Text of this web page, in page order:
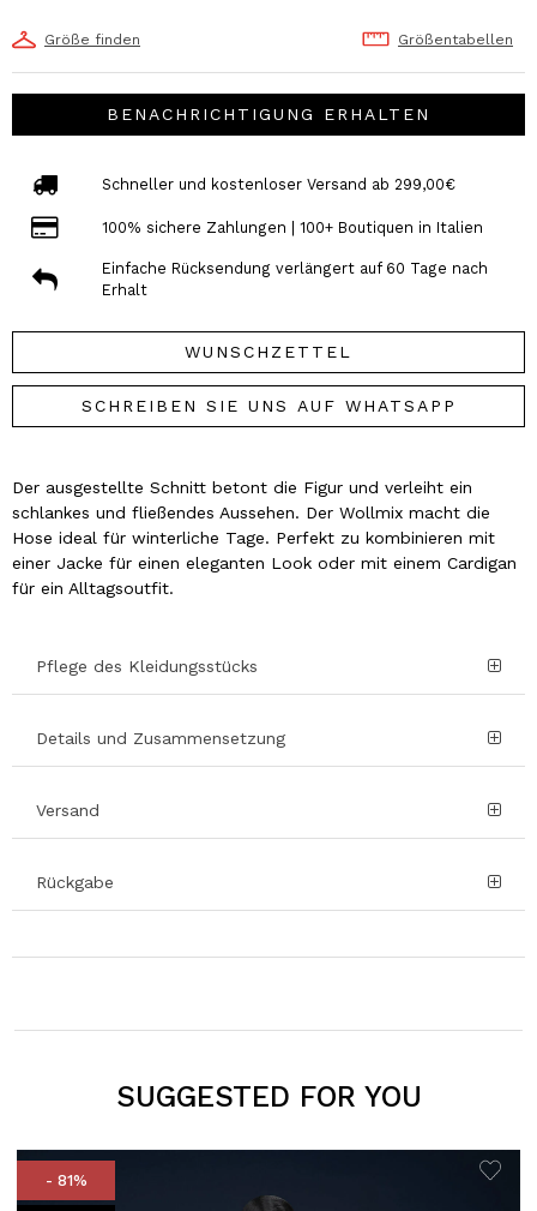
Größe finden Größentabellen
BENACHRICHTIGUNG ERHALTEN
Schneller und kostenloser Versand ab 299,00€
100% sichere Zahlungen | 100+ Boutiquen in Italien
Einfache Rücksendung verlängert auf 60 Tage nach
Erhalt
WUNSCHZETTEL
SCHREIBEN SIE UNS AUF WHATSAPP
Der ausgestellte Schnitt betont die Figur und verleiht ein
schlankes und fließendes Aussehen. Der Wollmix macht die
Hose ideal für winterliche Tage. Perfekt zu kombinieren mit
einer Jacke für einen eleganten Look oder mit einem Cardigan
für ein Alltagsoutfit.
Pflege des Kleidungsstücks
Details und Zusammensetzung
Versand
Rückgabe
SUGGESTED FOR YOU
- 81%